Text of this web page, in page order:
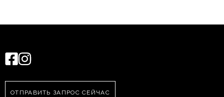
ОТПРАВИТЬ ЗАПРОС СЕЙЧАС